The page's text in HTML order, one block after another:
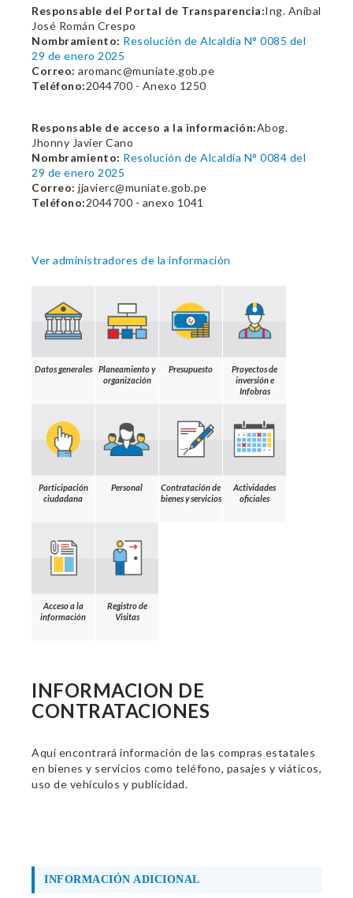
Responsable del Portal de Transparencia:Ing. Aníbal
José Román Crespo
Nombramiento: Resolución de Alcaldía N° 0085 del
29 de enero 2025
Correo: aromanc@muniate.gob.pe
Teléfono:2044700 - Anexo 1250
Responsable de acceso a la información:Abog.
Jhonny Javier Cano
Nombramiento: Resolución de Alcaldía N° 0084 del
29 de enero 2025
Correo: jjavierc@muniate.gob.pe
Teléfono:2044700 - anexo 1041
Ver administradores de la información
Datos generales
Planeamiento y
organización
Presupuesto
Proyectos de
inversión e
Infobras
Participación
ciudadana
Personal
Contratación de
bienes y servicios
Actividades
oficiales
Acceso a la
información
Registro de
Visitas
INFORMACION DE
CONTRATACIONES
Aquí encontrará información de las compras estatales
en bienes y servicios como teléfono, pasajes y viáticos,
uso de vehículos y publicidad.
INFORMACIÓN ADICIONAL